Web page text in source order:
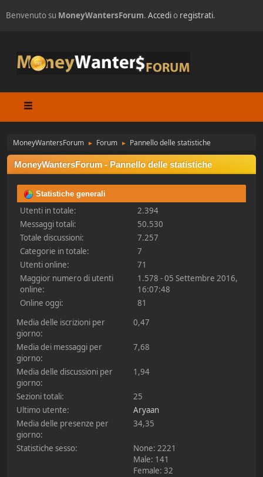
Benvenuto su MoneyWantersForum. Accedio registrati.
MoneyWantersForum ► Forum ► Pannello delle statistiche
MoneyWantersForum - Pannello delle statistiche
Statistiche generali
Utenti in totale:
2.394
Messaggi totali:
50.530
Totale discussioni:
7.257
Categorie in totale:
7
Utenti online:
71
Maggior numero di utenti
online:
1.578 - 05 Settembre 2016,
16:07:48
Online oggi:
81
Media delle iscrizioni per
giorno:
0,47
Media dei messaggi per
giorno:
7,68
Media delle discussioni per
giorno:
1,94
Sezioni totali:
25
Ultimo utente:
Aryaan
Media delle presenze per
giorno:
34,35
Statistiche sesso:
None: 2221
Male: 141
Female: 32